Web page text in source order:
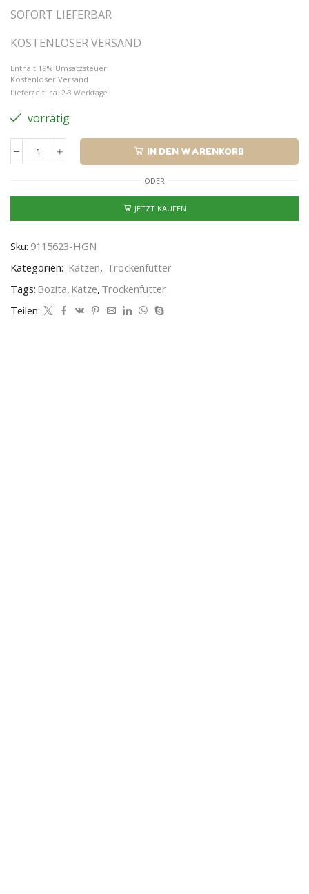
SOFORT LIEFERBAR
KOSTENLOSER VERSAND
Enthält 19% Umsatzsteuer
Kostenloser Versand
Lieferzeit: ca. 2-3 Werktage
vorrätig
IN DEN WARENKORB
ODER
JETZT KAUFEN
Sku: 9115623-HGN
Kategorien: Katzen, Trockenfutter
Tags: Bozita, Katze, Trockenfutter
Teilen: